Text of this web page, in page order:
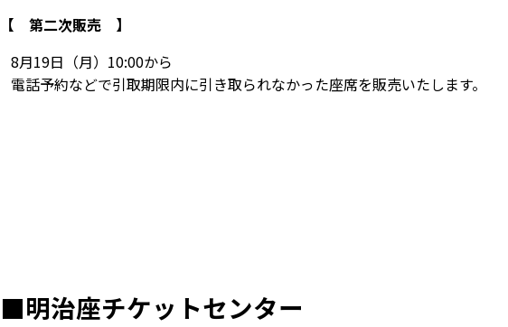
【 第二次販売 】
8月19日（月）10:00から
電話予約などで引取期限内に引き取られなかった座席を販売いたします。
■明治座チケットセンター